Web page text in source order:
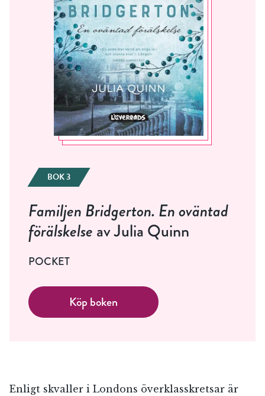
BOK 3
Familjen Bridgerton. En oväntad
förälskelseav Julia Quinn
POCKET
Köp boken
Enligt skvaller i Londons överklasskretsar är